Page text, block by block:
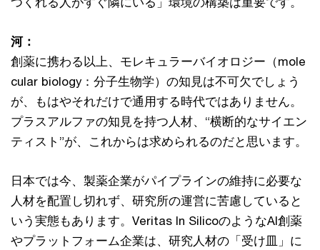
河：
創薬に携わる以上、モレキュラーバイオロジー（mole
cular biology：分子生物学）の知見は不可欠でしょう
が、もはやそれだけで通用する時代ではありません。
プラスアルファの知見を持つ人材、“横断的なサイエン
ティスト”が、これからは求められるのだと思います。
日本では今、製薬企業がパイプラインの維持に必要な
人材を配置し切れず、研究所の運営に苦慮していると
いう実態もあります。Veritas In SilicoのようなAI創薬
やプラットフォーム企業は、研究人材の「受け皿」に